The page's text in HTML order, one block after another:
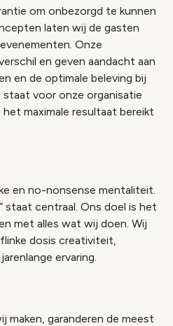
om onbezorgd te kunnen
laten wij de gasten
Onze
en geven aandacht aan
en de optimale beleving bij
staat voor onze organisatie
maximale resultaat bereikt
en no-nonsense mentaliteit.
staat centraal. Ons doel is het
met alles wat wij doen. Wij
dosis creativiteit,
ervaring.
maken, garanderen de meest